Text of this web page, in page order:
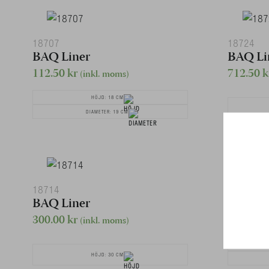
18707
BAQ Liner
112.50kr (inkl. moms)
HÖJD: 18 CM
DIAMETER: 19 CM
18724
BAQ
712.50
18714
BAQ Liner
300.00kr (inkl. moms)
HÖJD: 30 CM